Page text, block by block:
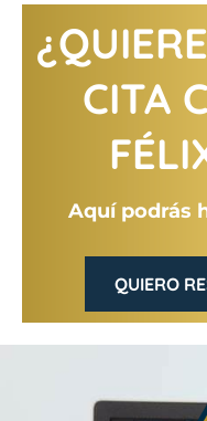
CITA
Aquí podrás
QUIERO